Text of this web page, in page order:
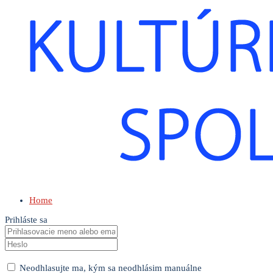
Home
Prihláste sa
Neodhlasujte ma, kým sa neodhlásim manuálne